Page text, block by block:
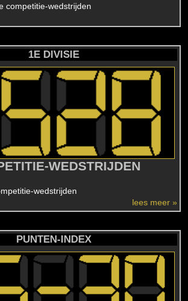
competitie-wedstrijden
1E DIVISIE
WEDSTRIJDEN
wedstrijden
lees meer »
PUNTEN-INDEX